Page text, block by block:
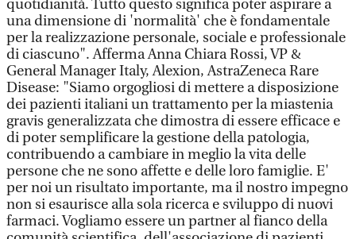
quotidianità. Tutto questo significa poter aspirare a
una dimensione di 'normalità' che è fondamentale
per la realizzazione personale, sociale e professionale
di ciascuno". Afferma Anna Chiara Rossi, VP &
General Manager Italy, Alexion, AstraZeneca Rare
Disease: "Siamo orgogliosi di mettere a disposizione
dei pazienti italiani un trattamento per la miastenia
gravis generalizzata che dimostra di essere efficace e
di poter semplificare la gestione della patologia,
contribuendo a cambiare in meglio la vita delle
persone che ne sono affette e delle loro famiglie. E'
per noi un risultato importante, ma il nostro impegno
non si esaurisce alla sola ricerca e sviluppo di nuovi
farmaci. Vogliamo essere un partner al fianco della